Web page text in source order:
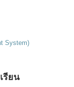
System)
รียน